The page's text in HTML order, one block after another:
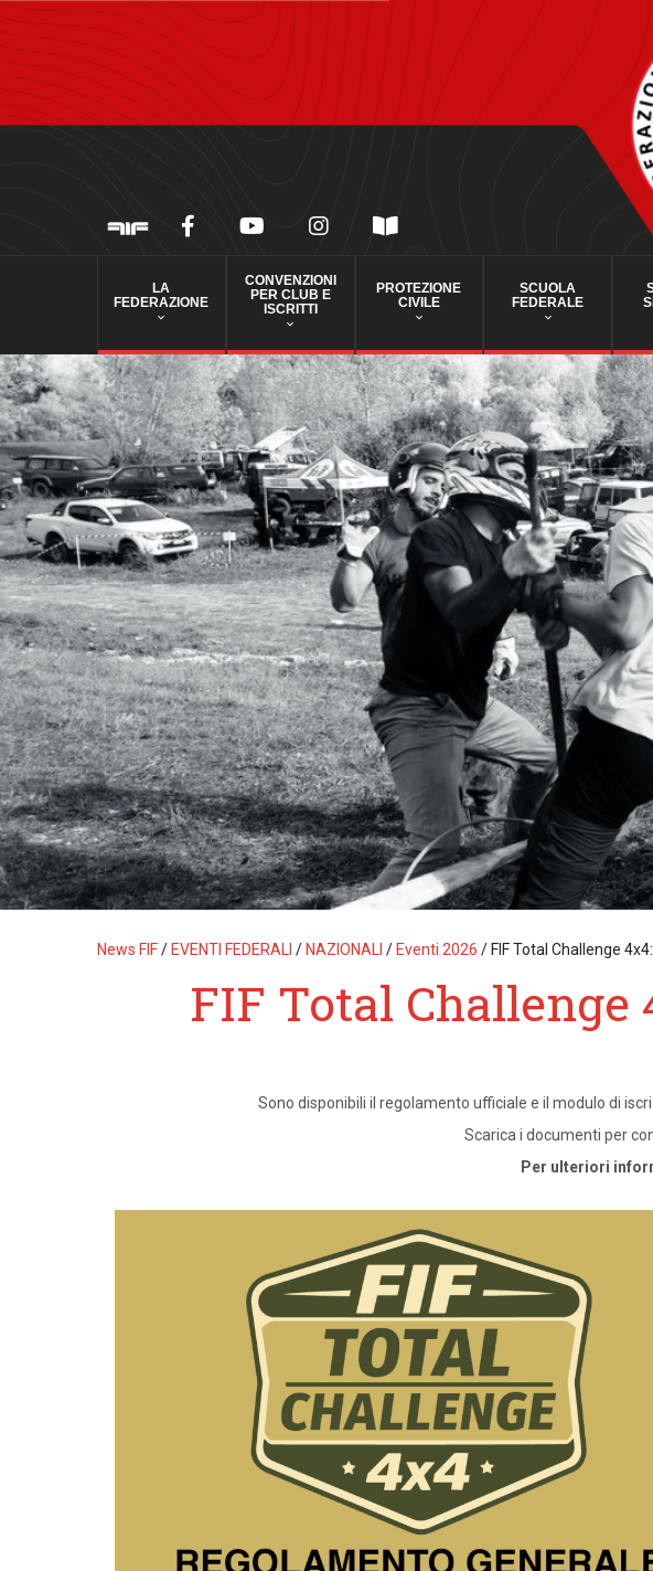
LA
FEDERAZIONE
CONVENZIONI
PER CLUB E
ISCRITTI
PROTEZIONE
CIVILE
SCUOLA
FEDERALE
News FIF/ EVENTI FEDERALI / NAZIONALI / Eventi 2026 / FIF Total Challenge
FIF Total
Sono disponibili il regolamento ufficiale e il modulo di
Scarica i documenti per
Per ulteriori